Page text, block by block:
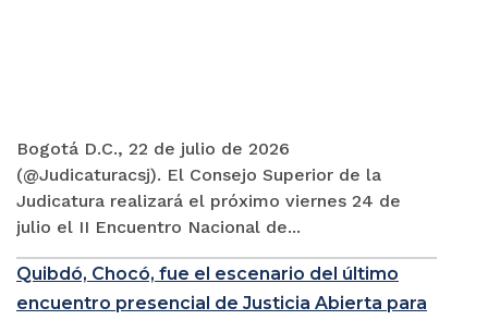
Bogotá D.C., 22 de julio de 2026
(@Judicaturacsj). El Consejo Superior de la
Judicatura realizará el próximo viernes 24 de
julio el II Encuentro Nacional de...
Quibdó, Chocó, fue el escenario del último
encuentro presencial de Justicia Abierta para